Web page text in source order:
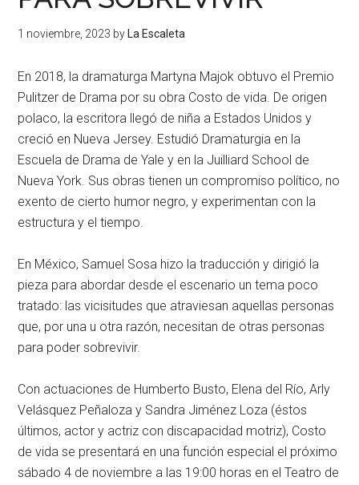
1 noviembre, 2023 by La Escaleta
En 2018, la dramaturga Martyna Majok obtuvo el Premio
Pulitzer de Drama por su obra Costo de vida. De origen
polaco, la escritora llegó de niña a Estados Unidos y
creció en Nueva Jersey. Estudió Dramaturgia en la
Escuela de Drama de Yale y en la Juilliard School de
Nueva York. Sus obras tienen un compromiso político, no
exento de cierto humor negro, y experimentan con la
estructura y el tiempo.
En México, Samuel Sosa hizo la traducción y dirigió la
pieza para abordar desde el escenario un tema poco
tratado: las vicisitudes que atraviesan aquellas personas
que, por una u otra razón, necesitan de otras personas
para poder sobrevivir.
Con actuaciones de Humberto Busto, Elena del Río, Arly
Velásquez Peñaloza y Sandra Jiménez Loza (éstos
últimos, actor y actriz con discapacidad motriz), Costo
de vida se presentará en una función especial el próximo
sábado 4 de noviembre a las 19:00 horas en elTeatro de